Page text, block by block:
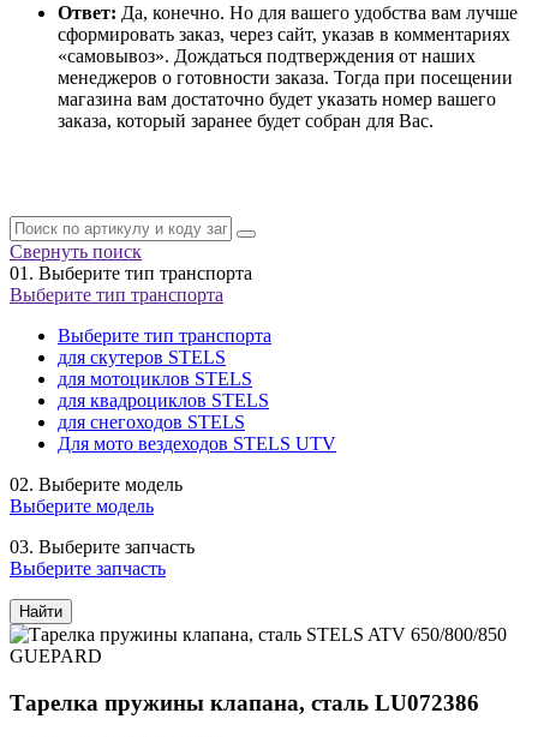
Ответ: Да, конечно. Но для вашего удобства вам лучше
сформировать заказ, через сайт, указав в комментариях
«самовывоз». Дождаться подтверждения от наших
менеджеров о готовности заказа. Тогда при посещении
магазина вам достаточно будет указать номер вашего
заказа, который заранее будет собран для Вас.
Свернуть поиск
01. Выберите тип транспорта
Выберите тип транспорта
Выберите тип транспорта
для скутеров STELS
для мотоциклов STELS
для квадроциклов STELS
для снегоходов STELS
Для мото вездеходов STELS UTV
02. Выберите модель
Выберите модель
03. Выберите запчасть
Выберите запчасть
Найти
Тарелка пружины клапана, сталь LU072386